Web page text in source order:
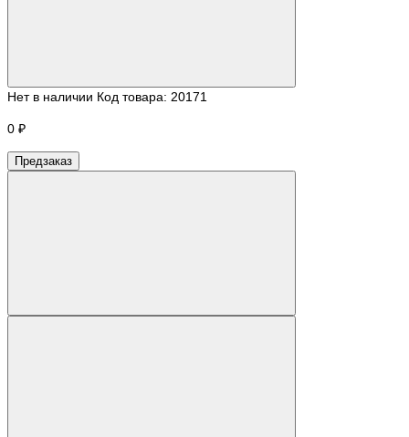
Нет в наличии Код товара: 20171
0 ₽
Предзаказ